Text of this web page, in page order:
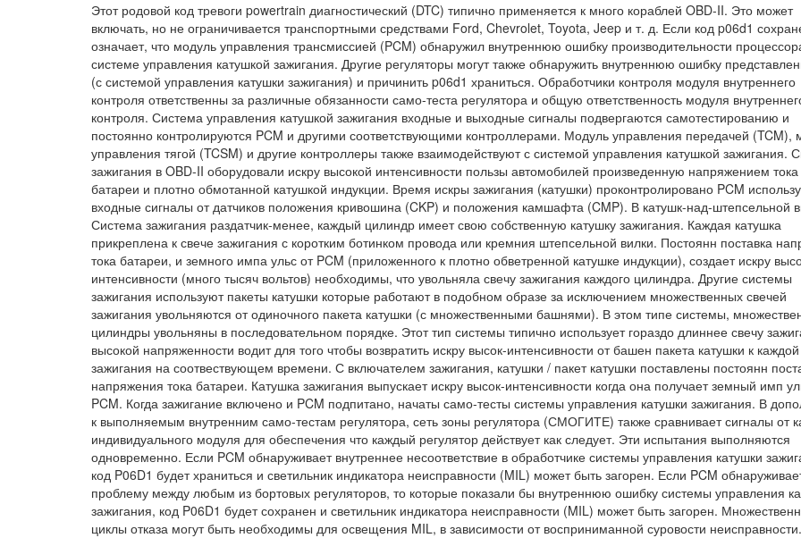
Этот родовой код тревоги powertrain диагностический (DTC) типично применяется к много кораблей OBD-II. Это может
включать, но не ограничивается транспортными средствами Ford, Chevrolet, Toyota, Jeep и т. д. Если код p06d1
означает, что модуль управления трансмиссией (PCM) обнаружил внутреннюю ошибку производительности
системе управления катушкой зажигания. Другие регуляторы могут также обнаружить внутреннюю ошибку
(с системой управления катушки зажигания) и причинить p06d1 храниться. Обработчики контроля модуля внутреннего
контроля ответственны за различные обязанности само-теста регулятора и общую ответственность модуля
контроля. Система управления катушкой зажигания входные и выходные сигналы подвергаются самотестированию и
постоянно контролируются PCM и другими соответствующими контроллерами. Модуль управления передачей (TCM),
управления тягой (TCSM) и другие контроллеры также взаимодействуют с системой управления катушкой зажигания.
зажигания в OBD-II оборудовали искру высокой интенсивности пользы автомобилей произведенную напряжением тока
батареи и плотно обмотанной катушкой индукции. Время искры зажигания (катушки) проконтролировано PCM
входные сигналы от датчиков положения кривошина (CKP) и положения камшафта (CMP). В катушк-над-штепсельной
Система зажигания раздатчик-менее, каждый цилиндр имеет свою собственную катушку зажигания. Каждая катушка
прикреплена к свече зажигания с коротким ботинком провода или кремния штепсельной вилки. Постоянн поставка
тока батареи, и земного импа ульс от PCM (приложенного к плотно обветренной катушке индукции), создает искру
интенсивности (много тысяч вольтов) необходимы, что увольняла свечу зажигания каждого цилиндра. Другие системы
зажигания используют пакеты катушки которые работают в подобном образе за исключением множественных свечей
зажигания увольняются от одиночного пакета катушки (с множественными башнями). В этом типе системы,
цилиндры увольняны в последовательном порядке. Этот тип системы типично использует гораздо длиннее свечу
высокой напряженности водит для того чтобы возвратить искру высок-интенсивности от башен пакета катушки к
зажигания на соотвествующем времени. С включателем зажигания, катушки / пакет катушки поставлены постоянн
напряжения тока батареи. Катушка зажигания выпускает искру высок-интенсивности когда она получает земный имп
PCM. Когда зажигание включено и PCM подпитано, начаты само-тесты системы управления катушки зажигания. В
к выполняемым внутренним само-тестам регулятора, сеть зоны регулятора (СМОГИТЕ) также сравнивает сигналы от
индивидуального модуля для обеспечения что каждый регулятор действует как следует. Эти испытания выполняются
одновременно. Если PCM обнаруживает внутреннее несоответствие в обработчике системы управления катушки
код P06D1 будет храниться и светильник индикатора неисправности (MIL) может быть загорен. Если PCM
проблему между любым из бортовых регуляторов, то которые показали бы внутреннюю ошибку системы управления
зажигания, код P06D1 будет сохранен и светильник индикатора неисправности (MIL) может быть загорен.
циклы отказа могут быть необходимы для освещения MIL, в зависимости от восприниманной суровости неисправности.